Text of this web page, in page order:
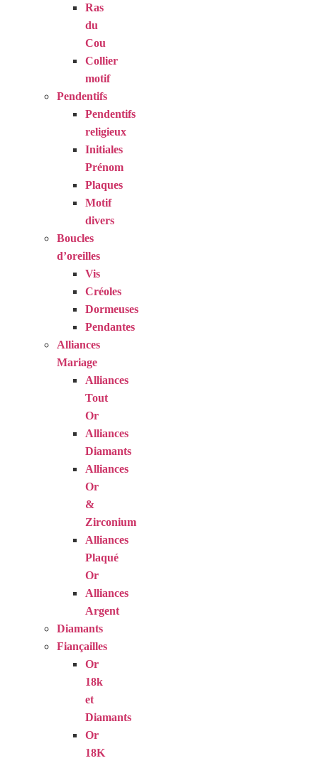
Ras
du
Cou
Collier
motif
Pendentifs
Pendentifs
religieux
Initiales
Prénom
Plaques
Motif
divers
Boucles
d’oreilles
Vis
Créoles
Dormeuses
Pendantes
Alliances
Mariage
Alliances
Tout
Or
Alliances
Diamants
Alliances
Or
&
Zirconium
Alliances
Plaqué
Or
Alliances
Argent
Diamants
Fiançailles
Or
18k
et
Diamants
Or
18K